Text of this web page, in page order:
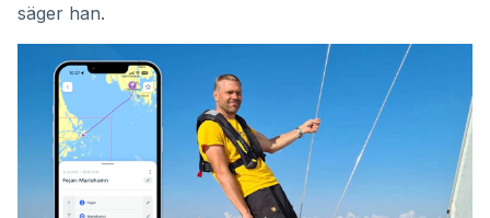
säger han.